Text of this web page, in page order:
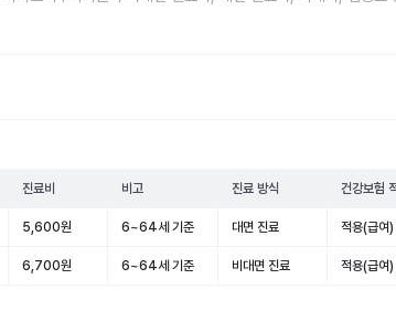
진료비 비고 진료 방식 건강보험
5,600원 6~64세 기준 대면 진료 적용(급여)
6,700원 6~64세 기준 비대면 진료 적용(급여)